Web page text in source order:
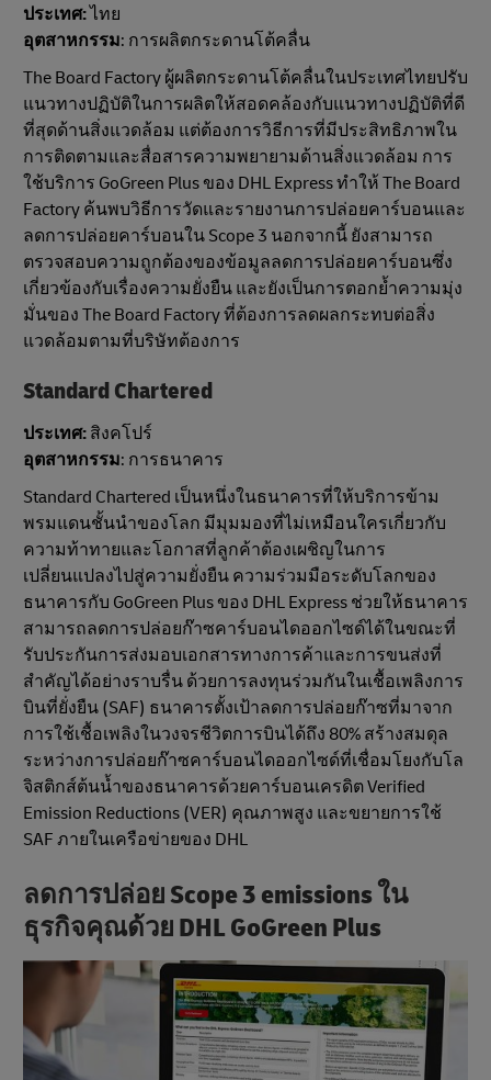
ประเทศ:ไทย
อุตสาหกรรม: การผลิตกระดานโต้คลื่น
The Board Factory ผู้ผลิตกระดานโต้คลื่นในประเทศไทยปรับ
แนวทางปฏิบัติในการผลิตให้สอดคล้องกับแนวทางปฏิบัติที่ดี
ที่สุดด้านสิ่งแวดล้อม แต่ต้องการวิธีการที่มีประสิทธิภาพใน
การติดตามและสื่อสารความพยายามด้านสิ่งแวดล้อม การ
ใช้บริการ GoGreen Plus ของ DHL Express ทำให้ The Board
Factory ค้นพบวิธีการวัดและรายงานการปล่อยคาร์บอนและ
ลดการปล่อยคาร์บอนใน Scope 3 นอกจากนี้ ยังสามารถ
ตรวจสอบความถูกต้องของข้อมูลลดการปล่อยคาร์บอนซึ่ง
เกี่ยวข้องกับเรื่องความยั่งยืน และยังเป็นการตอกย้ำความมุ่ง
มั่นของ The Board Factory ที่ต้องการลดผลกระทบต่อสิ่ง
แวดล้อมตามที่บริษัทต้องการ
Standard Chartered
ประเทศ: สิงคโปร์
อุตสาหกรรม: การธนาคาร
Standard Chartered เป็นหนึ่งในธนาคารที่ให้บริการข้าม
พรมแดนชั้นนําของโลก มีมุมมองที่ไม่เหมือนใครเกี่ยวกับ
ความท้าทายและโอกาสที่ลูกค้าต้องเผชิญในการ
เปลี่ยนแปลงไปสู่ความยั่งยืน ความร่วมมือระดับโลกของ
ธนาคารกับ GoGreen Plus ของ DHL Express ช่วยให้ธนาคาร
สามารถลดการปล่อยก๊าซคาร์บอนไดออกไซด์ได้ในขณะที่
รับประกันการส่งมอบเอกสารทางการค้าและการขนส่งที่
สําคัญได้อย่างราบรื่น ด้วยการลงทุนร่วมกันในเชื้อเพลิงการ
บินที่ยั่งยืน (SAF) ธนาคารตั้งเป้าลดการปล่อยก๊าซที่มาจาก
การใช้เชื้อเพลิงในวงจรชีวิตการบินได้ถึง 80% สร้างสมดุล
ระหว่างการปล่อยก๊าซคาร์บอนไดออกไซด์ที่เชื่อมโยงกับโล
จิสติกส์ต้นน้ำของธนาคารด้วยคาร์บอนเครดิต Verified
Emission Reductions (VER) คุณภาพสูง และขยายการใช้
SAF ภายในเครือข่ายของ DHL
ลดการปล่อย Scope 3 emissions ใน
ธุรกิจคุณด้วย DHL GoGreen Plus